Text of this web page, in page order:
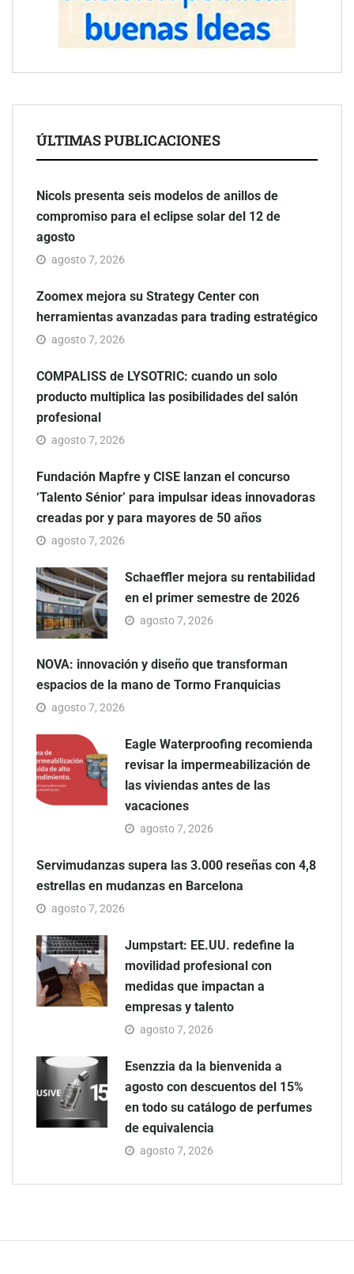
ÚLTIMAS PUBLICACIONES
Nicols presenta seis modelos de anillos de
compromiso para el eclipse solar del 12 de
agosto
agosto 7, 2026
Zoomex mejora su Strategy Center con
herramientas avanzadas para trading estratégico
agosto 7, 2026
COMPALISS de LYSOTRIC: cuando un solo
producto multiplica las posibilidades del salón
profesional
agosto 7, 2026
Fundación Mapfre y CISE lanzan el concurso
‘Talento Sénior’ para impulsar ideas innovadoras
creadas por y para mayores de 50 años
agosto 7, 2026
Schaeffler mejora su rentabilidad
en el primer semestre de 2026
agosto 7, 2026
NOVA: innovación y diseño que transforman
espacios de la mano de Tormo Franquicias
agosto 7, 2026
Eagle Waterproofing recomienda
revisar la impermeabilización de
las viviendas antes de las
vacaciones
agosto 7, 2026
Servimudanzas supera las 3.000 reseñas con 4,8
estrellas en mudanzas en Barcelona
agosto 7, 2026
Jumpstart: EE.UU. redefine la
movilidad profesional con
medidas que impactan a
empresas y talento
agosto 7, 2026
Esenzzia da la bienvenida a
agosto con descuentos del 15%
en todo su catálogo de perfumes
de equivalencia
agosto 7, 2026